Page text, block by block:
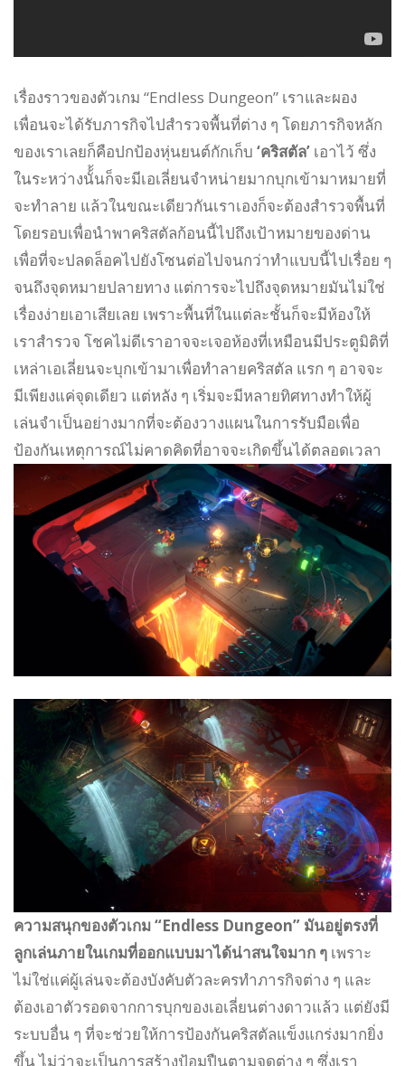
เรื่องราวของตัวเกม “Endless Dungeon” เราและผอง
เพื่อนจะได้รับภารกิจไปสำรวจพื้นที่ต่าง ๆ โดยภารกิจหลัก
ของเราเลยก็คือปกป้องหุ่นยนต์กักเก็บ ‘คริสตัล’ เอาไว้ ซึ่ง
ในระหว่างนั้้นก็จะมีเอเลี่ยนจำหน่ายมากบุกเข้ามาหมายที่
จะทำลาย แล้วในขณะเดียวกันเราเองก็จะต้องสำรวจพื้นที่
โดยรอบเพื่อนำพาคริสตัลก้อนนี้ไปถึงเป้าหมายของด่าน
เพื่อที่จะปลดล็อคไปยังโซนต่อไปจนกว่าทำแบบนี้ไปเรื่อย ๆ
จนถึงจุดหมายปลายทาง แต่การจะไปถึงจุดหมายมันไม่ใช่
เรื่องง่ายเอาเสียเลย เพราะพื้นที่ในแต่ละชั้นก็จะมีห้องให้
เราสำรวจ โชคไม่ดีเราอาจจะเจอห้องที่เหมือนมีประตูมิติที่
เหล่าเอเลี่ยนจะบุกเข้ามาเพื่อทำลายคริสตัล แรก ๆ อาจจะ
มีเพียงแค่จุดเดียว แต่หลัง ๆ เริ่มจะมีหลายทิศทางทำให้ผู้
เล่นจำเป็นอย่างมากที่จะต้องวางแผนในการรับมือเพื่อ
ป้องกันเหตุการณ์ไม่คาดคิดที่อาจจะเกิดขึ้นได้ตลอดเวลา
ความสนุกของตัวเกม “Endless Dungeon” มันอยู่ตรงที่
ลูกเล่นภายในเกมที่ออกแบบมาได้น่าสนใจมาก ๆ เพราะ
ไม่ใช่แค่ผู้เล่นจะต้องบังคับตัวละครทำภารกิจต่าง ๆ และ
ต้องเอาตัวรอดจากการบุกของเอเลี่ยนต่างดาวแล้ว แต่ยังมี
ระบบอื่น ๆ ที่จะช่วยให้การป้องกันคริสตัลแข็งแกร่งมากยิ่ง
ขึ้น ไม่ว่าจะเป็นการสร้างป้อมปืนตามจุดต่าง ๆ ซึ่งเรา